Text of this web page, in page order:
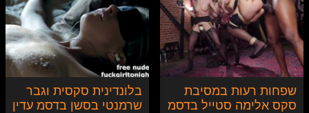
שפחות רעות במסיבת
סקס אלימה סטייל בדסמ
בלונדינית סקסית וגבר
שרמנטי בסשן בדסמ עדין